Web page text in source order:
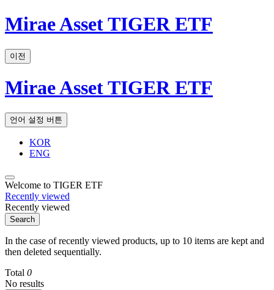
Mirae Asset TIGER ETF
이전
Mirae Asset TIGER ETF
언어 설정 버튼
KOR
ENG
Welcome to TIGER ETF
Recently viewed
Recently viewed
Search
In the case of recently viewed products, up to 10 items are kept and
then deleted sequentially.
Total 0
No results